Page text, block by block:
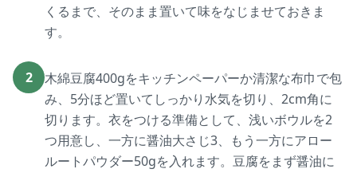
くるまで、そのまま置いて味をなじませておきま
す。
2
木綿豆腐400gをキッチンペーパーか清潔な布巾で包
み、5分ほど置いてしっかり水気を切り、2cm角に
切ります。衣をつける準備として、浅いボウルを2
つ用意し、一方に醤油大さじ3、もう一方にアロー
ルートパウダー50gを入れます。豆腐をまず醤油に